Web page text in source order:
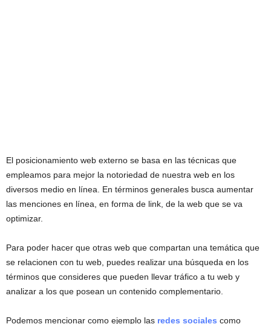
El posicionamiento web externo se basa en las técnicas que
empleamos para mejor la notoriedad de nuestra web en los
diversos medio en línea. En términos generales busca aumentar
las menciones en línea, en forma de link, de la web que se va
optimizar.
Para poder hacer que otras web que compartan una temática que
se relacionen con tu web, puedes realizar una búsqueda en los
términos que consideres que pueden llevar tráfico a tu web y
analizar a los que posean un contenido complementario.
Podemos mencionar como ejemplo las redes sociales como